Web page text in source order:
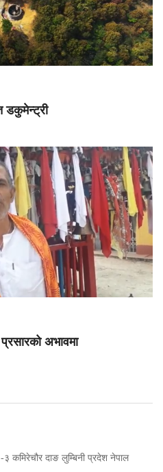
डकुमेन्ट्री
अभावमा
३ कमिरेचौर दाङ लुम्बिनी प्रदेश नेपाल